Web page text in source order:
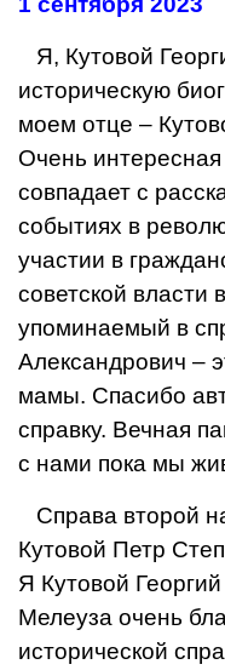
Я, Кутовой
историческую
моем отце –
Очень
совпадает с
событиях в
участии в
советской власти
упоминаемый в
Александрович –
мамы. Спасибо
справку. Вечная
с нами пока мы
Справа второй
Кутовой Петр
Я Кутовой
Мелеуза очень
исторической